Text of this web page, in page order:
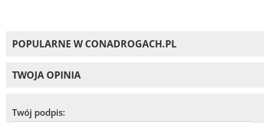
POPULARNE W CONADROGACH.PL
TWOJA OPINIA
Twój podpis: